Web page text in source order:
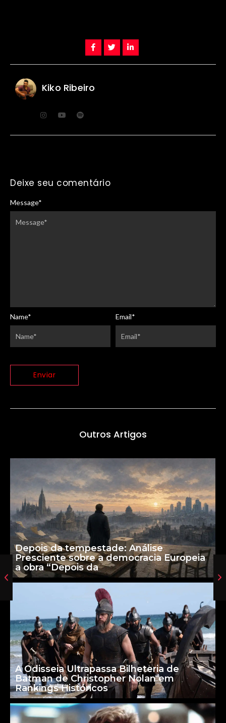
Kiko Ribeiro
Deixe seu comentário
Message*
Name* Email*
Outros Artigos
Depois da tempestade: Análise
Presciente sobre a democracia Europeia
a obra “Depois da
A Odisseia Ultrapassa Bilheteria de
Batman de Christopher Nolan em
Rankings Históricos